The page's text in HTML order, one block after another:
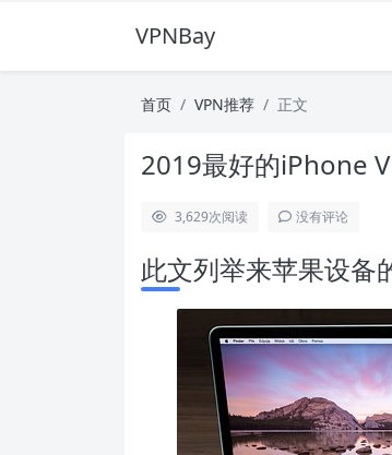
VPNBay
首页 VPN推荐 正文
2019最好的iPhone
3,629次阅读 没有评论
此文列举来苹果设备